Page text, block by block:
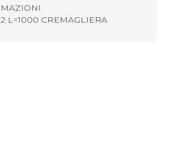
L=1000 CREMAGLIERA